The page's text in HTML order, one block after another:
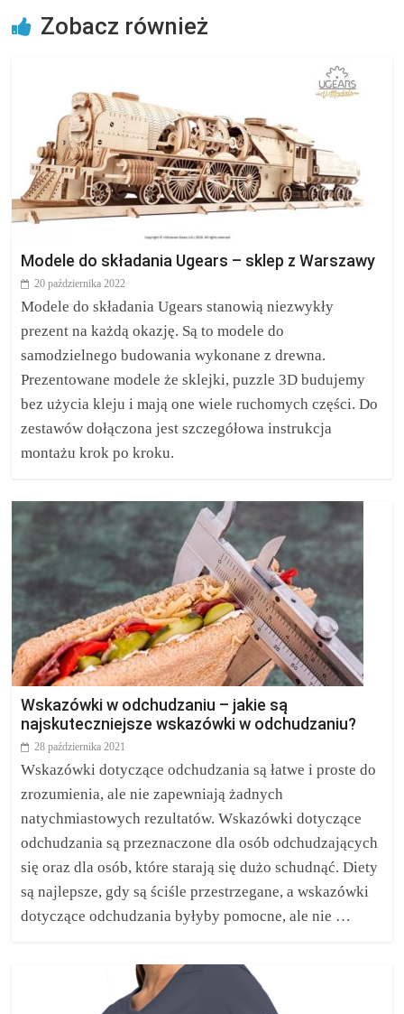
Zobacz również
Modele do składania Ugears – sklep z Warszawy
20 października 2022
Modele do składania Ugears stanowią niezwykły
prezent na każdą okazję. Są to modele do
samodzielnego budowania wykonane z drewna.
Prezentowane modele że sklejki, puzzle 3D budujemy
bez użycia kleju i mają one wiele ruchomych części. Do
zestawów dołączona jest szczegółowa instrukcja
montażu krok po kroku.
Wskazówki w odchudzaniu – jakie są
najskuteczniejsze wskazówki w odchudzaniu?
28 października 2021
Wskazówki dotyczące odchudzania są łatwe i proste do
zrozumienia, ale nie zapewniają żadnych
natychmiastowych rezultatów. Wskazówki dotyczące
odchudzania są przeznaczone dla osób odchudzających
się oraz dla osób, które starają się dużo schudnąć. Diety
są najlepsze, gdy są ściśle przestrzegane, a wskazówki
dotyczące odchudzania byłyby pomocne, ale nie …